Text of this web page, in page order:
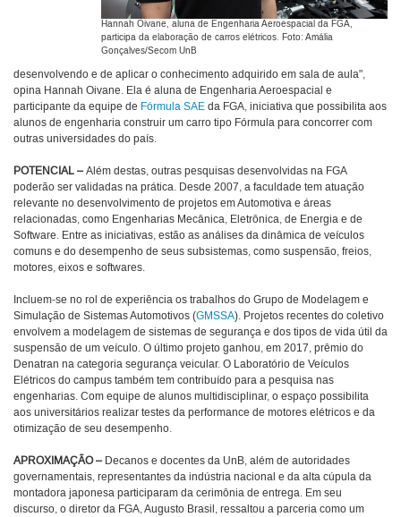
Hannah Oivane, aluna de Engenharia Aeroespacial da FGA,
participa da elaboração de carros elétricos. Foto: Amália
Gonçalves/Secom UnB
desenvolvendo e de aplicar o conhecimento adquirido em sala de aula",
opina Hannah Oivane. Ela é aluna de Engenharia Aeroespacial e
participante da equipe de Fórmula SAE da FGA, iniciativa que possibilita aos
alunos de engenharia construir um carro tipo Fórmula para concorrer com
outras universidades do país.
POTENCIAL –Além destas, outras pesquisas desenvolvidas na FGA
poderão ser validadas na prática. Desde 2007, a faculdade tem atuação
relevante no desenvolvimento de projetos em Automotiva e áreas
relacionadas, como Engenharias Mecânica, Eletrônica, de Energia e de
Software. Entre as iniciativas, estão as análises da dinâmica de veículos
comuns e do desempenho de seus subsistemas, como suspensão, freios,
motores, eixos e softwares.
Incluem-se no rol de experiência os trabalhos do Grupo de Modelagem e
Simulação de Sistemas Automotivos (GMSSA). Projetos recentes do coletivo
envolvem a modelagem de sistemas de segurança e dos tipos de vida útil da
suspensão de um veículo. O último projeto ganhou, em 2017, prêmio do
Denatran na categoria segurança veicular. O Laboratório de Veículos
Elétricos do campus também tem contribuído para a pesquisa nas
engenharias. Com equipe de alunos multidisciplinar, o espaço possibilita
aos universitários realizar testes da performance de motores elétricos e da
otimização de seu desempenho.
APROXIMAÇÃO – Decanos e docentes da UnB, além de autoridades
governamentais, representantes da indústria nacional e da alta cúpula da
montadora japonesa participaram da cerimônia de entrega. Em seu
discurso, o diretor da FGA, Augusto Brasil, ressaltou a parceria como um